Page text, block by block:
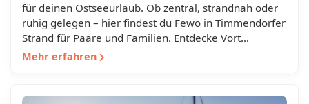
für deinen Ostseeurlaub. Ob zentral, strandnah oder
ruhig gelegen – hier findest du Fewo in Timmendorfer
Strand für Paare und Familien. Entdecke Vort…
Mehr erfahren